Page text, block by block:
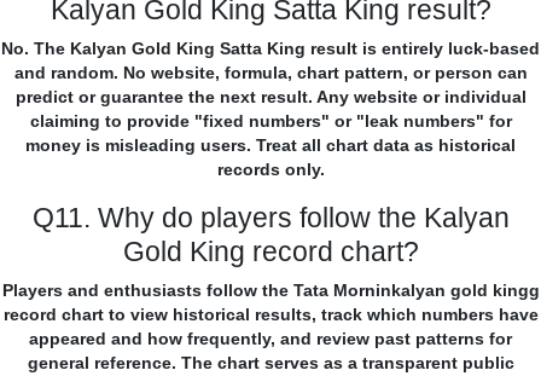
Kalyan Gold King Satta King result?
No. The Kalyan Gold King Satta King result is entirely luck-based
and random. No website, formula, chart pattern, or person can
predict or guarantee the next result. Any website or individual
claiming to provide "fixed numbers" or "leak numbers" for
money is misleading users. Treat all chart data as historical
records only.
Q11. Why do players follow the Kalyan
Gold King record chart?
Players and enthusiasts follow the Tata Morninkalyan gold kingg
record chart to view historical results, track which numbers have
appeared and how frequently, and review past patterns for
general reference. The chart serves as a transparent public